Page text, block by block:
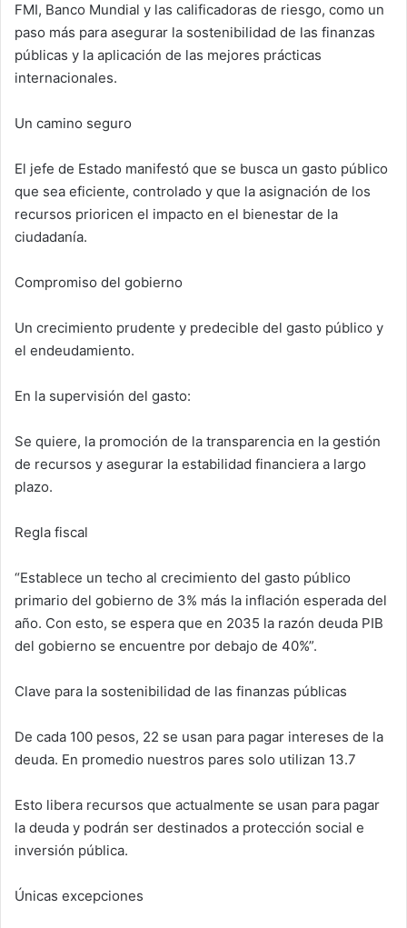
FMI, Banco Mundial y las calificadoras de riesgo, como un
paso más para asegurar la sostenibilidad de las finanzas
públicas y la aplicación de las mejores prácticas
internacionales.
Un camino seguro
El jefe de Estado manifestó que se busca un gasto público
que sea eficiente, controlado y que la asignación de los
recursos prioricen el impacto en el bienestar de la
ciudadanía.
Compromiso del gobierno
Un crecimiento prudente y predecible del gasto público y
el endeudamiento.
En la supervisión del gasto:
Se quiere, la promoción de la transparencia en la gestión
de recursos y asegurar la estabilidad financiera a largo
plazo.
Regla fiscal
“Establece un techo al crecimiento del gasto público
primario del gobierno de 3% más la inflación esperada del
año. Con esto, se espera que en 2035 la razón deuda PIB
del gobierno se encuentre por debajo de 40%”.
Clave para la sostenibilidad de las finanzas públicas
De cada 100 pesos, 22 se usan para pagar intereses de la
deuda. En promedio nuestros pares solo utilizan 13.7
Esto libera recursos que actualmente se usan para pagar
la deuda y podrán ser destinados a protección social e
inversión pública.
Únicas excepciones